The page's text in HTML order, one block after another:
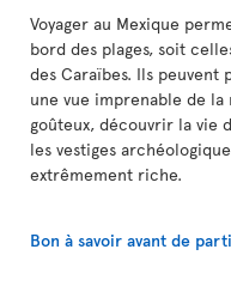
Voyager au Mexique
bord des plages, soit
des Caraïbes. Ils peuvent
une vue imprenable de
goûteux, découvrir la vie
les vestiges
extrêmement riche.
Bon à savoir avant de